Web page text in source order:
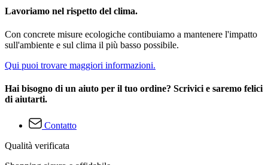
Lavoriamo nel rispetto del clima.
Con concrete misure ecologiche contibuiamo a mantenere l'impatto
sull'ambiente e sul clima il più basso possibile.
Qui puoi trovare maggiori informazioni.
Hai bisogno di un aiuto per il tuo ordine? Scrivici e saremo felici
di aiutarti.
Contatto
Qualità verificata